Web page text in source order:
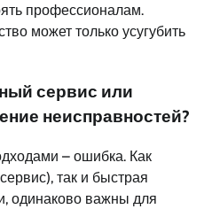
профессионалам.
может только усугубить
сервис или
неисправностей?
– ошибка. Как
так и быстрая
одинаково важны для